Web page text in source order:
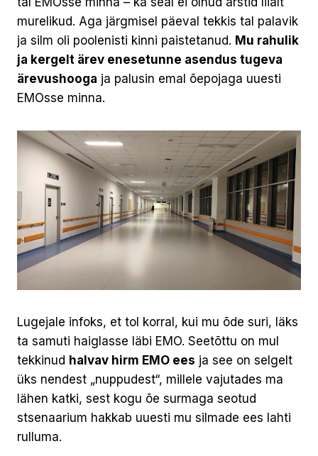
murelikud. Aga järgmisel päeval tekkis tal palavik
ja silm oli poolenisti kinni paistetanud. Mu rahulik
ja kergelt ärev enesetunne asendus tugeva
ärevushooga ja palusin emal õepojaga uuesti
EMOsse minna.
Lugejale infoks, et tol korral, kui mu õde suri, läks
ta samuti haiglasse läbi EMO. Seetõttu on mul
tekkinud halvav hirm EMO ees ja see on selgelt
üks nendest „nuppudest“, millele vajutades ma
lähen katki, sest kogu õe surmaga seotud
stsenaarium hakkab uuesti mu silmade ees lahti
rulluma.